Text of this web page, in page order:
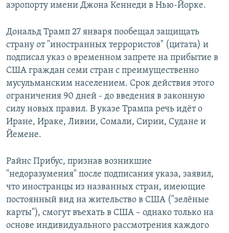
аэропорту имени Джона Кеннеди в Нью-Йорке.
Дональд Трамп 27 января пообещал защищать
страну от "иностранных террористов" (цитата) и
подписал указ о временном запрете на прибытие в
США граждан семи стран с преимущественно
мусульманским населением. Срок действия этого
ограничения 90 дней - до введения в законную
силу новых правил. В указе Трампа речь идёт о
Иране, Ираке, Ливии, Сомали, Сирии, Судане и
Йемене.
Райнс Прибус, признав возникшие
"недоразумения" после подписания указа, заявил,
что иностранцы из названных стран, имеющие
постоянный вид на жительство в США ("зелёные
карты"), смогут въехать в США – однако только на
основе индивидуального рассмотрения каждого